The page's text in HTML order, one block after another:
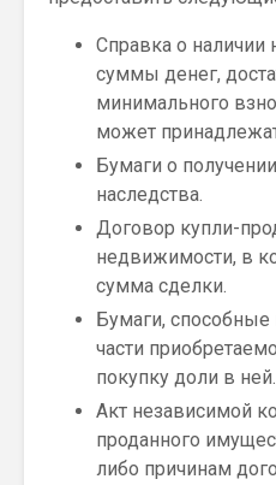
Справка о наличии
суммы денег,
минимального
может
Бумаги о
наследства.
Договор купли-
недвижимости, в
сумма сделки.
Бумаги, способные
части
покупку доли в ней.
Акт независимой
проданного
либо причинам